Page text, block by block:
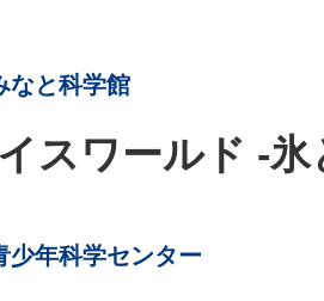
なと科学館
スワールド -
少年科学センター